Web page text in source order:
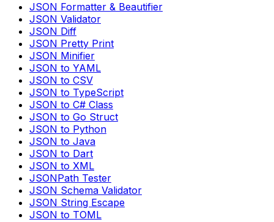
JSON Formatter & Beautifier
JSON Validator
JSON Diff
JSON Pretty Print
JSON Minifier
JSON to YAML
JSON to CSV
JSON to TypeScript
JSON to C# Class
JSON to Go Struct
JSON to Python
JSON to Java
JSON to Dart
JSON to XML
JSONPath Tester
JSON Schema Validator
JSON String Escape
JSON to TOML